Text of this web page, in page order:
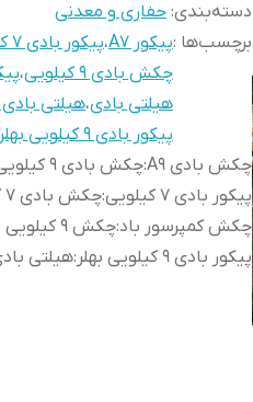
دسته‌بندی: حفاری و معدنی
برچسب‌ها :پیکور A7 ،پیکور بادی 7 کیلویی
چکش بادی 9 کیلویی
،
هیلتی بادی،هیلتی بادی 7
پیکور بادی 9 کیلویی بهلر
چکش بادی A9
:چکش بادی 9 کیلویی بهلر A9
پیکور بادی 7 کیلویی
:چکش بادی 7 کیلویی
چکش کمپرسور باد:چکش 9 کیلویی بادی
پیکور بادی 9 کیلویی بهلر
:هیلتی